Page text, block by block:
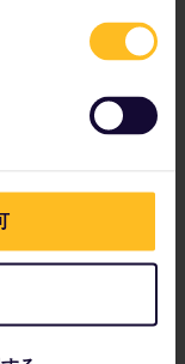
緒に、人気アトラ
で、割引を活用
→